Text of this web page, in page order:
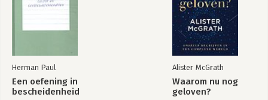
Herman Paul
Een oefening in
bescheidenheid
Alister McGrath
Waarom nu nog
geloven?